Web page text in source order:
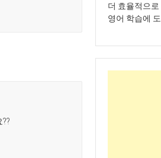
더 효율적으
영어 학습에